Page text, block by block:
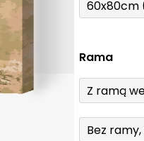
60x80cm
Rama
Z ramą
Bez